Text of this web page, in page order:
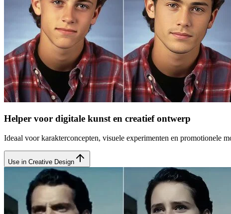
Helper voor digitale kunst en creatief ontwerp
Ideaal voor karakterconcepten, visuele experimenten en promotionele
Use in Creative Design